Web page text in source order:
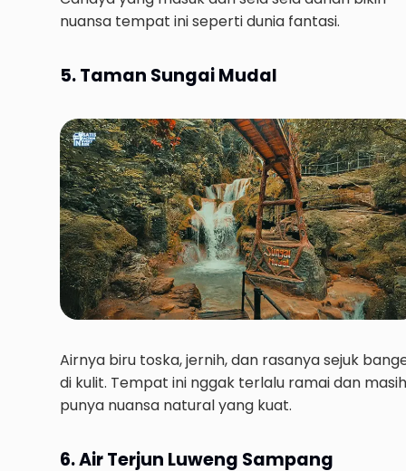
nuansa tempat ini seperti dunia fantasi.
5. Taman Sungai Mudal
Airnya biru toska, jernih, dan rasanya sejuk
di kulit. Tempat ini nggak terlalu ramai dan masih
punya nuansa natural yang kuat.
6. Air Terjun Luweng Sampang